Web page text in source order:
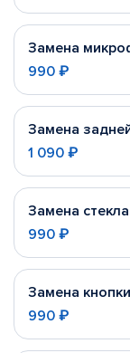
Замена
990 ₽
Замена
1 090 ₽
Замена
990 ₽
Замена
990 ₽